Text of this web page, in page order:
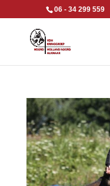
06 - 34 299 559